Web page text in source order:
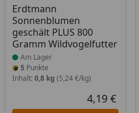
Erdtmann
Sonnenblumen
geschält PLUS 800
Gramm Wildvogelfutter
Produkt am Lager
Am Lager
5 Punkte
Inhalt: 0,8 kg (5,24 €/kg)
4,19 €